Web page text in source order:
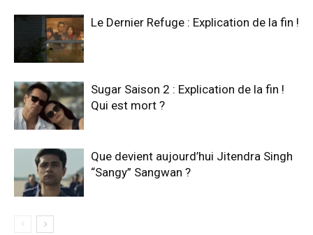
Le Dernier Refuge : Explication de la fin !
Sugar Saison 2 : Explication de la fin !
Qui est mort ?
Que devient aujourd’hui Jitendra Singh
“Sangy” Sangwan ?